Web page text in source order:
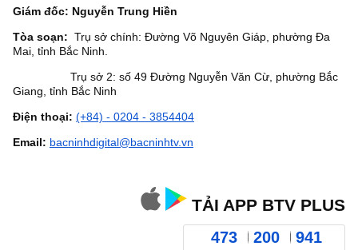
Giám đốc: Nguyễn Trung Hiền
Tòa soạn: Trụ sở chính: Đường Võ Nguyên Giáp, phường Đa
Mai, tỉnh Bắc Ninh.
Trụ sở 2: số 49 Đường Nguyễn Văn Cừ, phường Bắc
Giang, tỉnh Bắc Ninh
Điện thoại: (+84) - 0204 - 3854404
Email: bacninhdigital@bacninhtv.vn
TẢI APP BTV PLUS
473 200 941